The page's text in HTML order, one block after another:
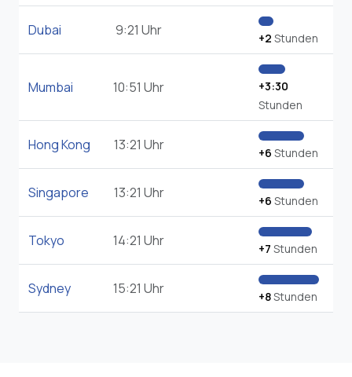
Dubai 9:21 Uhr +2 Stunden
Mumbai 10:51 Uhr
+3:30
Stunden
Hong Kong 13:21 Uhr +6 Stunden
Singapore 13:21 Uhr +6 Stunden
Tokyo 14:21 Uhr +7 Stunden
Sydney 15:21 Uhr +8Stunden